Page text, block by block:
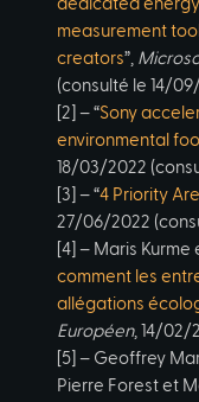
dedicated
measurement
creators”,
(consulté le 14/
[2] – “Sony
environmental
18/03/2022
[3] – “4 Priority
27/06/2022
[4] – Maris Kurme
comment les
allégations
Européen, 14/02/
[5] – Geoffrey
Pierre Forest et